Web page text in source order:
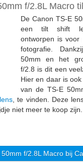
f/2.8L Macro
De Canon TS-E
een tilt shift
ontworpen is
fotografie.
50mm en het
f/2.8 is dit een
Hier en daar is
van de TS-E
, te vinden. Deze
niet meer te koop zijn.
f/2.8L Macro bij